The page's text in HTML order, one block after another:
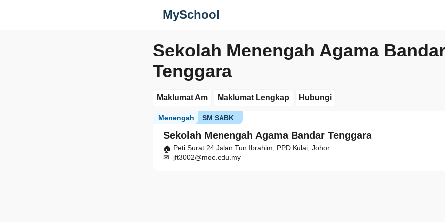
MySchool
Sekolah Menengah Agama Bandar
Tenggara
Maklumat Am Maklumat Lengkap Hubungi
Sekolah Menengah Agama Bandar Tenggara
SM SABK
Menengah
Peti Surat 24 Jalan Tun Ibrahim, PPD Kulai, Johor
jft3002@moe.edu.my